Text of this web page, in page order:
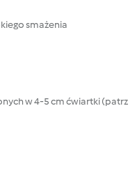
smażenia
w 4-5 cm ćwiartki (patrz